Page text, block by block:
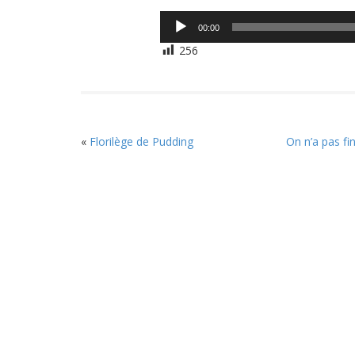
Lecteur
audio
00:00
256
« Florilège de Pudding On n’a pas